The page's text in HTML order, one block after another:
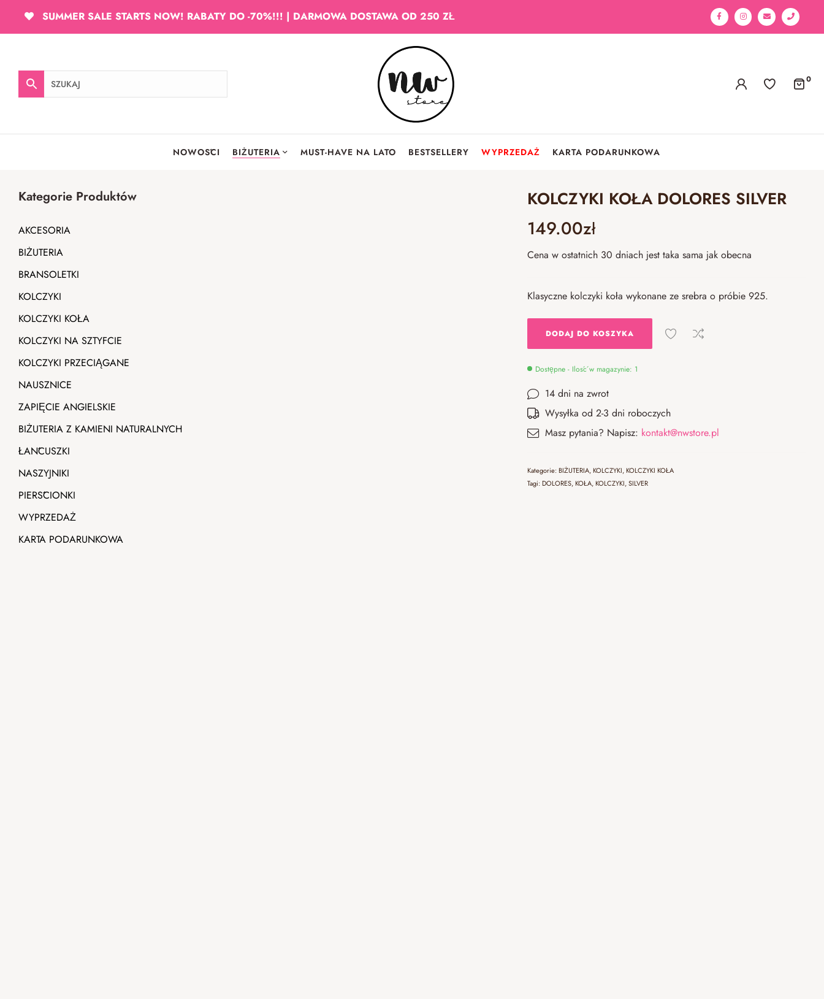
SUMMER SALE STARTS NOW! RABATY DO -70%!!! | DARMOWA DOSTAWA OD 250 ZŁ
0
NOWOŚCI BIŻUTERIA MUST-HAVE NA LATO BESTSELLERY WYPRZEDAŻ KARTA PODARUNKOWA
Kategorie Produktów
AKCESORIA
BIŻUTERIA
BRANSOLETKI
KOLCZYKI
KOLCZYKI KOŁA
KOLCZYKI NA SZTYFCIE
KOLCZYKI PRZECIĄGANE
NAUSZNICE
ZAPIĘCIE ANGIELSKIE
BIŻUTERIA Z KAMIENI NATURALNYCH
ŁAŃCUSZKI
NASZYJNIKI
PIERŚCIONKI
WYPRZEDAŻ
KARTA PODARUNKOWA
KOLCZYKI KOŁA DOLORES SILVER
149.00zł
Cena w ostatnich 30 dniach jest taka sama jak obecna
Klasyczne kolczyki koła wykonane ze srebra o próbie 925.
DODAJ DO KOSZYKA
Dostępne - Ilość w magazynie: 1
14 dni na zwrot
Wysyłka od 2-3 dni roboczych
Masz pytania? Napisz: kontakt@nwstore.pl
Kategorie:BIŻUTERIA,KOLCZYKI,KOLCZYKI KOŁA
Tagi:DOLORES,KOŁA,KOLCZYKI,SILVER